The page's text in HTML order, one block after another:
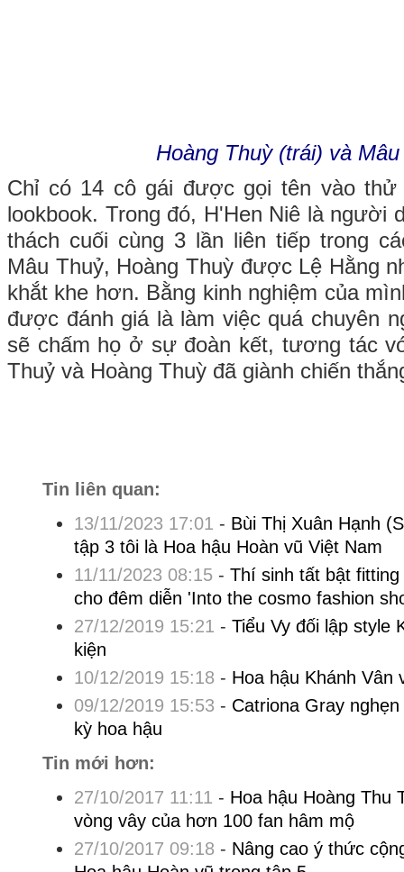
Hoàng Thuỳ (trái) và
Chỉ có 14 cô gái được gọi tên vào
lookbook. Trong đó, H'Hen Niê là người
thách cuối cùng 3 lần liên tiếp trong
Mâu Thuỷ, Hoàng Thuỳ được Lệ Hằng
khắt khe hơn. Bằng kinh nghiệm của
được đánh giá là làm việc quá chuyên
sẽ chấm họ ở sự đoàn kết, tương tác
Thuỷ và Hoàng Thuỳ đã giành chiến
Tin liên quan:
13/11/2023 17:01 - Bùi Thị Xuân Hạnh
tập 3 tôi là Hoa hậu Hoàn vũ Việt Nam
11/11/2023 08:15- Thí sinh tất bật
cho đêm diễn 'Into the cosmo fashion
27/12/2019 15:21 - Tiểu Vy đối lập style
kiện
10/12/2019 15:18 - Hoa hậu Khánh Vân
09/12/2019 15:53 - Catriona Gray
kỳ hoa hậu
Tin mới hơn:
27/10/2017 11:11 - Hoa hậu Hoàng Thu
vòng vây của hơn 100 fan hâm mộ
27/10/2017 09:18 - Nâng cao ý thức